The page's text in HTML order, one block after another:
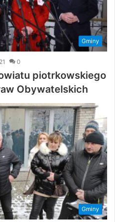
Gminy
0
piotrkowskiego
Obywatelskich
Gminy